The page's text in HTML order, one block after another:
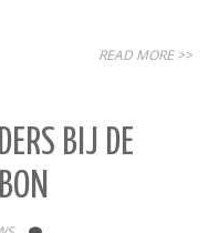
READ MORE >>
BIJ DE